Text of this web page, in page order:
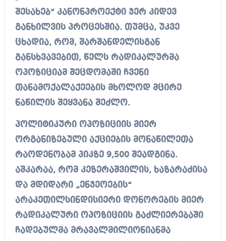
შესახებ“ კანონპროექტი ჯერ კიდევ
განხილვის პროცესშია. თუმცა, უკვე
ცხადია, რომ, შარშანდელისგან
განსხვავებით, წელს რადიკალურმა
ოპოზიციამ შეცდომაში ჩვენი
თანამოქალაქეების მხოლოდ მცირე
ნაწილის შეყვანა შეძლო.
პოლიტიკური ოპოზიციის მიერ
ორგანიზებული აქციების მონაწილეთა
რაოდენობამ პიკზე 9,500 შეადგინა.
აშკარაა, რომ კეზერაშვილის, ხაზარაძისა
და მდიდარი „ენჯეოების“
არაკეთილსინდისიერი დონორების მიერ
რადიკალური ოპოზიციის გაძლიერებაში
ჩადებულმა მრავალმილიონიანმა